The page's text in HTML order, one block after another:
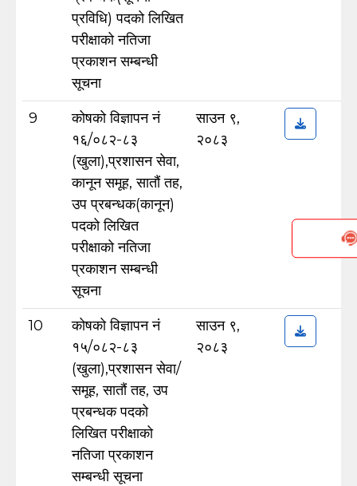
प्रविधि) पदको लिखित
परीक्षाको नतिजा
प्रकाशन सम्बन्धी
सूचना
9
कोषको विज्ञापन नं
१६/०८२-८३
(खुला),प्रशासन सेवा,
कानून समूह, सातौं तह,
उप प्रबन्धक(कानून)
पदको लिखित
परीक्षाको नतिजा
प्रकाशन सम्बन्धी
सूचना
साउन ९,
२०८३
10
कोषको विज्ञापन नं
१५/०८२-८३
(खुला),प्रशासन सेवा/
समूह, सातौं तह, उप
प्रबन्धक पदको
लिखित परीक्षाको
नतिजा प्रकाशन
सम्बन्धी सूचना
साउन ९,
२०८३